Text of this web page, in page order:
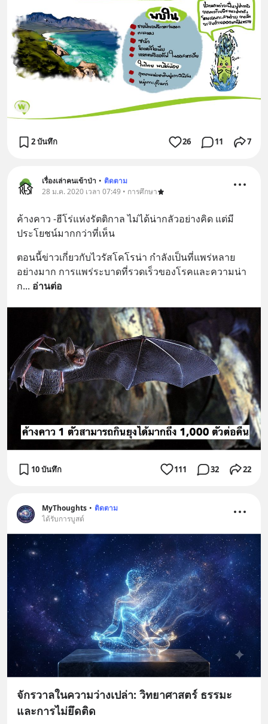
2 บันทึก 26 11 7
เรื่องเล่าคนเข้าป่า • ติดตาม
28 ม.ค. 2020 เวลา 07:49 • การศึกษา
ค้างคาว -ฮีโร่แห่งรัตติกาล ไม่ได้น่ากลัวอย่างคิด แต่มี
ประโยชน์มากกว่าที่เห็น
ตอนนี้ข่าวเกี่ยวกับไวรัสโคโรน่า กำลังเป็นที่แพร่หลาย
อย่างมาก การแพร่ระบาดที่รวดเร็วของโรคและความน่า
ก... อ่านต่อ
10 บันทึก 111 32 22
MyThoughts • ติดตาม
ได้รับการบูสต์
จักรวาลในความว่างเปล่า: วิทยาศาสตร์ ธรรมะ
และการไม่ยึดติด